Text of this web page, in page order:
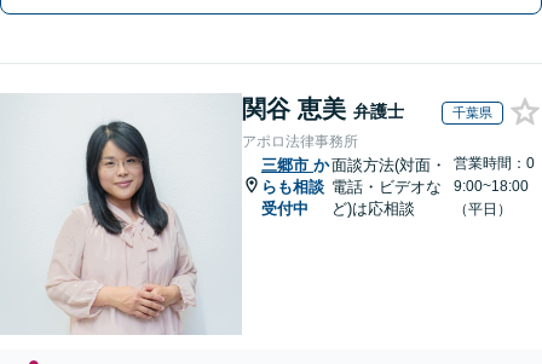
関谷 恵美 弁護士 千葉県
アポロ法律事務所
三郷市 か
らも相談
受付中
面談方法(対面・
電話・ビデオな
ど)は応相談
営業時間：0
9:00~18:00
（平日）